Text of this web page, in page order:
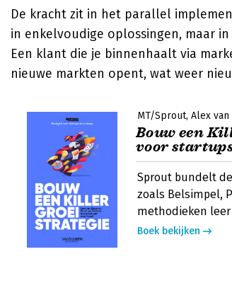
De kracht zit in het parallel
in enkelvoudige oplossingen, maar
Een klant die je binnenhaalt via
nieuwe markten opent, wat weer
MT/Sprout Alex
Bouw een
voor
Sprout bundelt
zoals Belsimpel,
methodieken
Boek bekijken